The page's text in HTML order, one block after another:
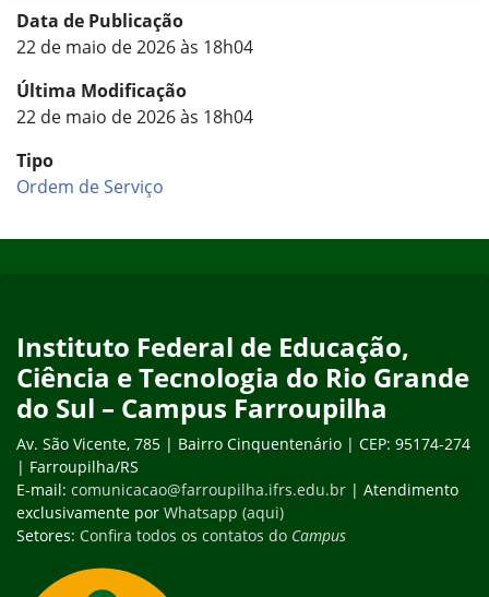
Data de Publicação
22 de maio de 2026 às 18h04
Última Modificação
22 de maio de 2026 às 18h04
Tipo
Ordem de Serviço
Instituto Federal de Educação,
Ciência e Tecnologia do Rio Grande
do Sul – Campus Farroupilha
Av. São Vicente, 785 | Bairro Cinquentenário | CEP: 95174-274
| Farroupilha/RS
E-mail: comunicacao@farroupilha.ifrs.edu.br | Atendimento
exclusivamente por Whatsapp (aqui)
Setores: Confira todos os contatos do Campus